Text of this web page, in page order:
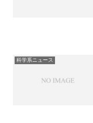
科学系ニュース